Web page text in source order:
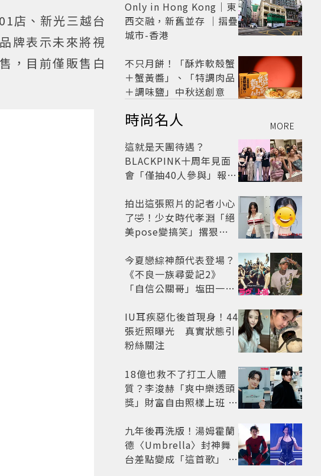
店、新光三越台
牌表示未來將視
，目前僅販售白
Only in Hong Kong｜東
西交融，新舊並存 ｜摺疊
城市-香港
不只月餅！「酥炸軟殼蟹
＋蟹黃醬」、「特調肉品
＋調味鹽」中秋送創意
時尚名人 MORE
這就是天團待遇？
BLACKPINK十周年見面
會「僅抽40人參與」報名
怒了😡
拍出這張照片的記者小心
了🤣！少女時代孝淵「絕
美pose變搞笑」撂狠
今夏戀綜神顏代表登場？
《不良一族尋愛記2》
「自信公關哥」塩田一馬
老闆
IU耳疾惡化後首現身！44
張近照曝光 真實狀態引
粉絲關注
18億也救不了打工人體
質？李浚赫「爽中樂透頭
獎」財富自由照樣上班 西
九年後再洗版！湯姆霍蘭
德〈Umbrella〉封神舞
台差點變成「這首歌」 造